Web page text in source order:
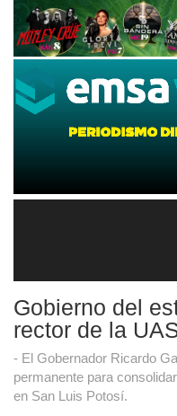
Gobierno del
rector de la
- El Gobernador Ricardo
permanente para
en San Luis Potosí.